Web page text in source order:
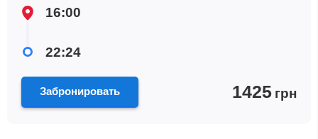
16:00
22:24
Забронировать 1425 грн